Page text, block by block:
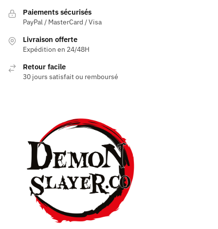
Paiements sécurisés
PayPal / MasterCard / Visa
Livraison offerte
Expédition en 24/48H
Retour facile
30 jours satisfait ou remboursé